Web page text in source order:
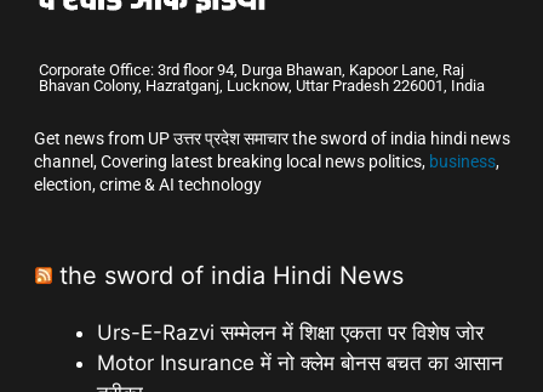
Corporate Office: 3rd floor 94, Durga Bhawan, Kapoor Lane, Raj
Bhavan Colony, Hazratganj, Lucknow, Uttar Pradesh 226001, India
Get news from UP उत्तर प्रदेश समाचार the sword of india hindi news
channel, Covering latest breaking local news politics, business,
election, crime & AI technology
the sword of india Hindi News
Urs-E-Razvi सम्मेलन में शिक्षा एकता पर विशेष जोर
Motor Insurance में नो क्लेम बोनस बचत का आसान